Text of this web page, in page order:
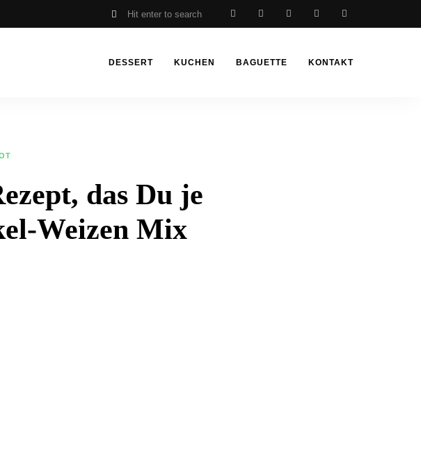
DESSERT KUCHEN BAGUETTE KONTAKT
das Du je
Weizen Mix